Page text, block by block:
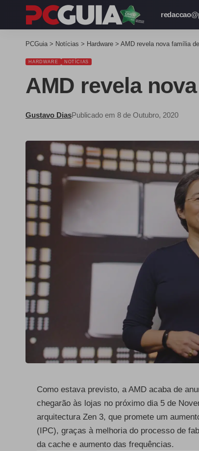
PCGuia > Notícias > Hardware > AMD revela nova família
HARDWARE NOTÍCIAS
AMD revela
Gustavo DiasPublicado em 8 de Outubro, 2020
Como estava previsto, a AMD acaba de
chegarão às lojas no próximo dia 5 de
arquitectura Zen 3, que promete um
(IPC), graças à melhoria do processo de
da cache e aumento das frequências.